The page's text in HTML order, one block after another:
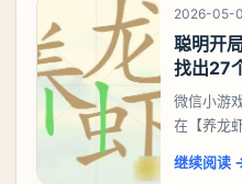
2026-05-
聪明开
找出27
微信小游
在【养龙
大、夫、
继续阅读